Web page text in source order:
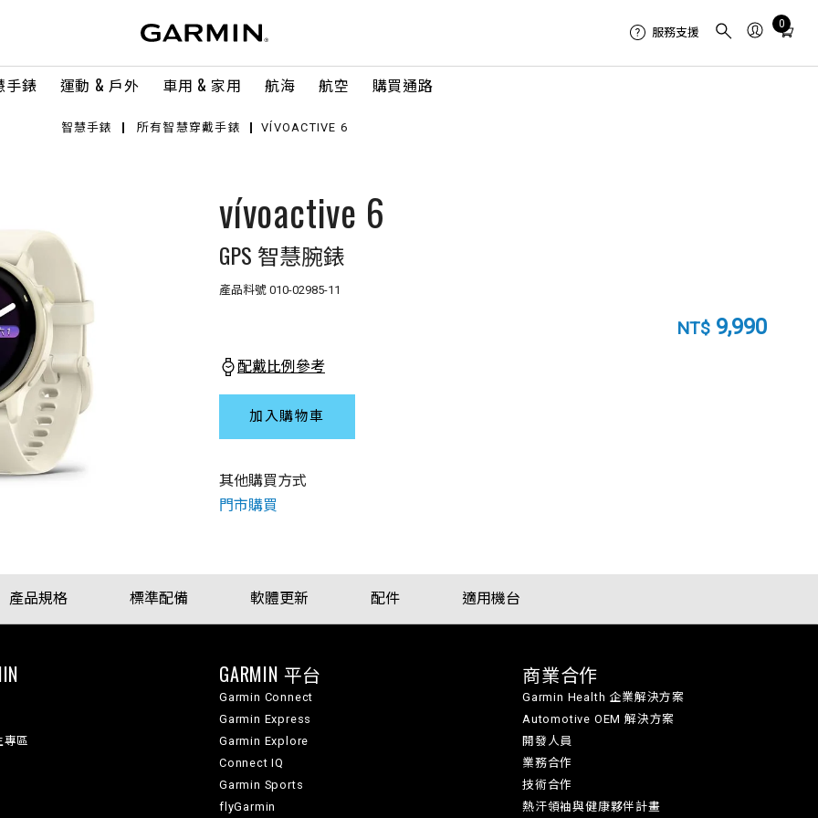
手錶 運動 & 戶外 車用 & 家用 航海 航空 購買通路
服務支援
0
Total
in
智慧手錶 所有智慧穿戴手錶 VÍVOACTIVE 6
vívoactive 6
GPS 智慧腕錶
產品料號 010-02985-11
NT$ 9,990
配戴比例參考
加入購物車
其他購買方式
門市購買
產品規格 標準配備 軟體更新 配件 適用機台
專區
GARMIN 平台
Garmin Connect
Garmin Express
Garmin Explore
Connect IQ
Garmin Sports
flyGarmin
商業合作
Garmin Health 企業解決方案
Automotive OEM 解決方案
開發人員
業務合作
技術合作
熱汗領袖與健康夥伴計畫